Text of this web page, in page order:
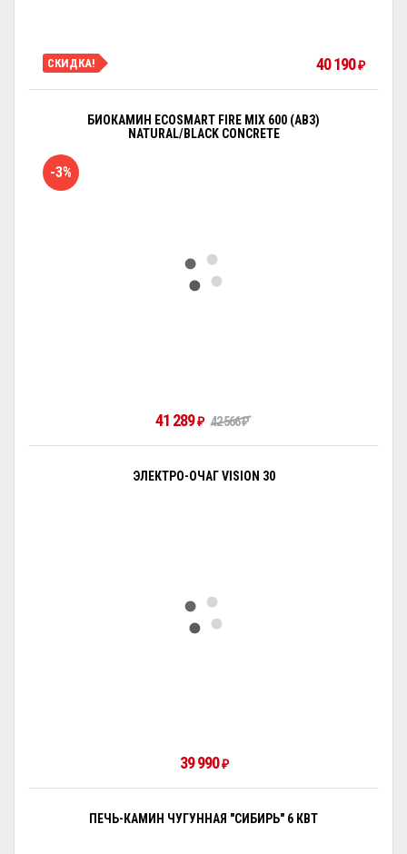
СКИДКА! 40 190₽
БИОКАМИН ECOSMART FIRE MIX 600 (AB3)
NATURAL/BLACK CONCRETE
-3%
41 289₽ 42 566₽
ЭЛЕКТРО-ОЧАГ VISION 30
39 990₽
ПЕЧЬ-КАМИН ЧУГУННАЯ "СИБИРЬ" 6 КВТ